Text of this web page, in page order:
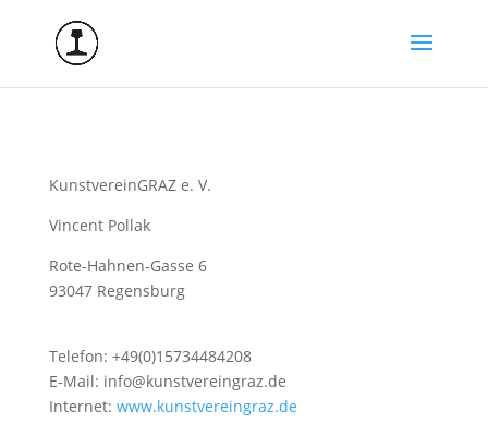
KunstvereinGRAZ e. V.
Vincent Pollak
Rote-Hahnen-Gasse 6
93047 Regensburg
Telefon: +49(0)15734484208
E-Mail: info@kunstvereingraz.de
Internet: www.kunstvereingraz.de